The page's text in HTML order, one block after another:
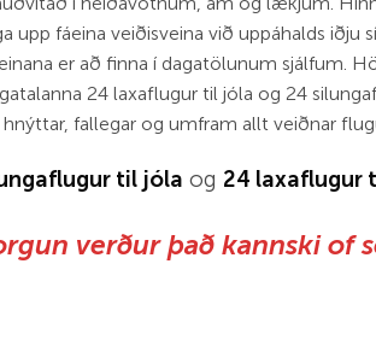
upp fáeina veiðisveina við uppáhalds iðju
er að finna í dagatölunum sjálfum.
24 laxaflugur til jóla og 24
fallegar og umfram allt veiðnar
til jóla og 24 laxaflugur
verður það kannski of